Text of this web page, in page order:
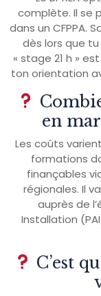
complète. Il se
dans un CFPPA.
dès lors que tu
« stage 21 h »
ton orientation
en
Les coûts
formations
finançables
régionales. Il
auprès de
Installation
C’est